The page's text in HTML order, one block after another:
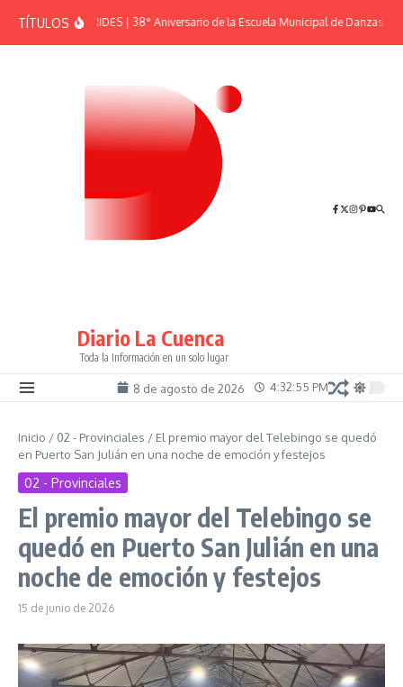
TÍTULOSEFEMÉRIDES | 38° Aniversario de la Escuela Municipal de Danzas “El
Diario La Cuenca
Toda la Información en un solo lugar
8 de agosto de 2026 4:32:55 PM
Inicio / 02 - Provinciales / El premio mayor del Telebingo se quedó
en Puerto San Julián en una noche de emoción y festejos
02 - Provinciales
El premio mayor del Telebingo se
quedó en Puerto San Julián en una
noche de emoción y festejos
15 de junio de 2026